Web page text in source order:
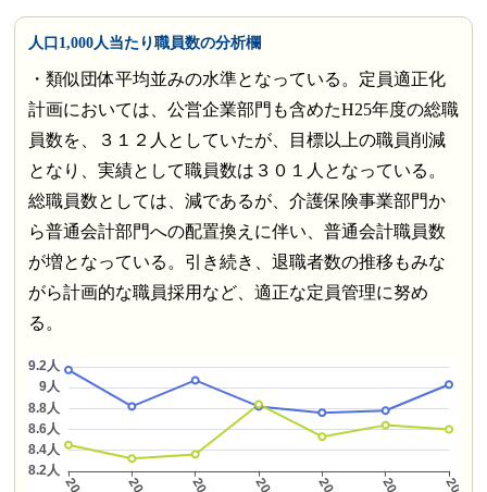
人口1,000人当たり職員数の分析欄
・類似団体平均並みの水準となっている。定員適正化
計画においては、公営企業部門も含めたH25年度の総職
員数を、３１２人としていたが、目標以上の職員削減
となり、実績として職員数は３０１人となっている。
総職員数としては、減であるが、介護保険事業部門か
ら普通会計部門への配置換えに伴い、普通会計職員数
が増となっている。引き続き、退職者数の推移もみな
がら計画的な職員採用など、適正な定員管理に努め
る。